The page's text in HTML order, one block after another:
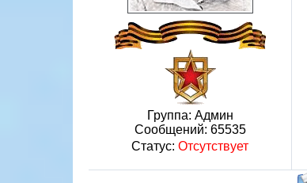
Группа: Админ
Сообщений: 65535
Статус: Отсутствует